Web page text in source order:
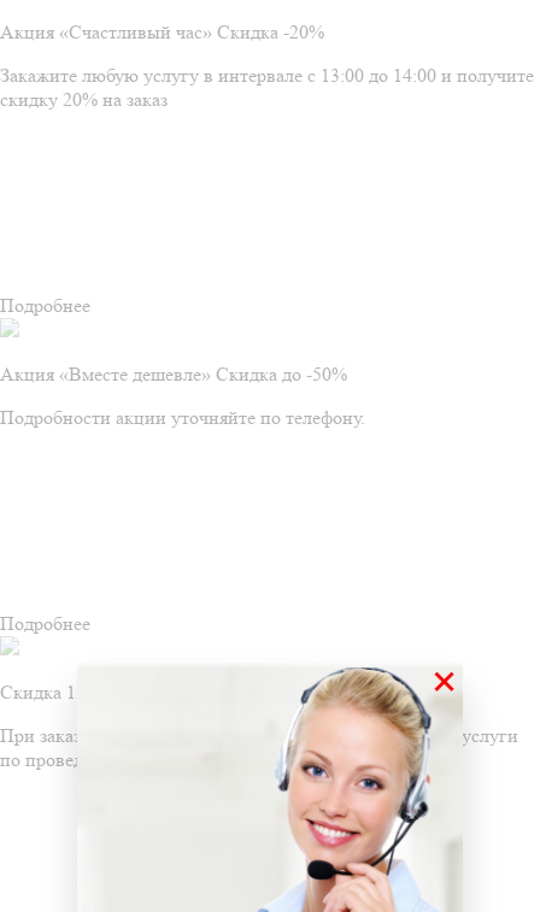
Акция «Счастливый час» Скидка -20%
Закажите любую услугу в интервале с 13:00 до 14:00 и получите
скидку 20% на заказ
Подробнее
Акция «Вместе дешевле» Скидка до -50%
Подробности акции уточняйте по телефону.
Подробнее
Скидка 12% на дезинфекцию
При заказе услуг дезодорации, вы получаете скидку на услуги
по проведению дезинфекции
×